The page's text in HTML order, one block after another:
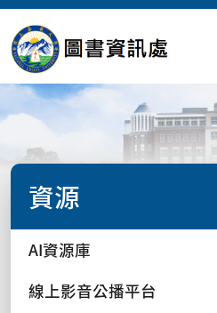
資源
AI資源庫
線上影音公播平台